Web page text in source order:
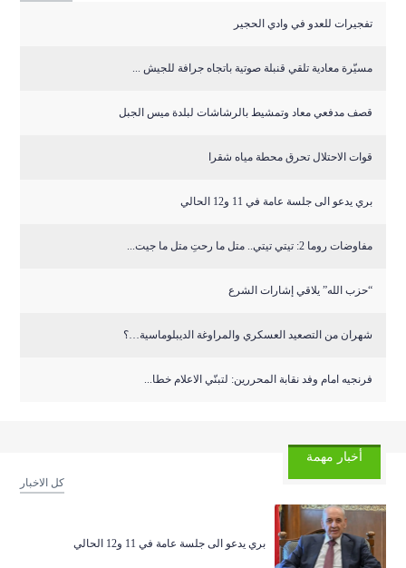
تفجيرات للعدو في وادي الحجير
مسيّرة معادية تلقي قنبلة صوتية باتجاه جرافة للجيش ...
قصف مدفعي معاد وتمشيط بالرشاشات لبلدة ميس الجبل
قوات الاحتلال تحرق محطة مياه شقرا
بري يدعو الى جلسة عامة في 11 و12 الحالي
مفاوضات روما 2: تيتي تيتي.. متل ما رحتِ متل ما جيت...
“حزب الله” يلاقي إشارات الشرع
شهران من التصعيد العسكري والمراوغة الديبلوماسية…؟
فرنجيه امام وفد نقابة المحررين: لتبنّي الاعلام خطا...
أخبار مهمة
كل الاخبار
بري يدعو الى جلسة عامة في 11 و12 الحالي